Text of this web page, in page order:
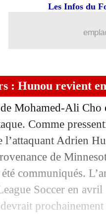
Les Infos du
: Hunou revient
Mohamed-Ali Cho
Comme
l’attaquant Adrien
de
communiqués.
Soccer en
avec Nice
rend hommage à
toujours pas
évoque la
pour la
espéré pour la
par...